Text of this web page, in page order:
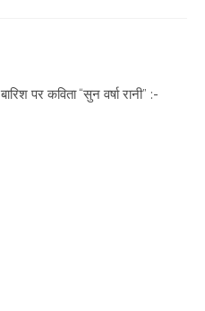
पर कविता “सुन वर्षा रानी” :-